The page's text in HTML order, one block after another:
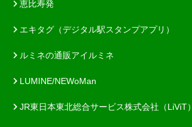
恵比寿発
エキタグ（デジタル駅スタンプアプリ）
ルミネの通販アイルミネ
LUMINE/NEWoMan
JR東日本東北総合サービス株式会社（LiViT）